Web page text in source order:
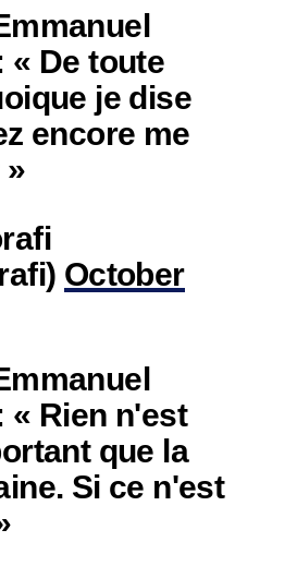
« De toute
je dise
encore me
October
« Rien n'est
que la
Si ce n'est